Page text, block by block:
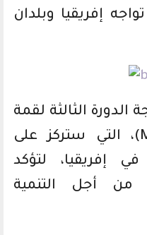
إفريقيا وبلدان
الدورة الثالثة لقمة
MEDays للاستثمار (MIS)، التي ستركز على
إفريقيا، لتؤكد
من أجل التنمية